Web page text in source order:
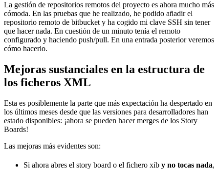
La gestión de repositorios remotos del proyecto es ahora mucho más
cómoda. En las pruebas que he realizado, he podido añadir el
repositorio remoto de bitbucket y ha cogido mi clave SSH sin tener
que hacer nada. En cuestión de un minuto tenía el remoto
configurado y haciendo push/pull. En una entrada posterior veremos
cómo hacerlo.
Mejoras sustanciales en la estructura de
los ficheros XML
Esta es posiblemente la parte que más expectación ha despertado en
los últimos meses desde que las versiones para desarrolladores han
estado disponibles: ¡ahora se pueden hacer merges de los Story
Boards!
Las mejoras más evidentes son:
Si ahora abres el story board o el fichero xib y no tocas nada,